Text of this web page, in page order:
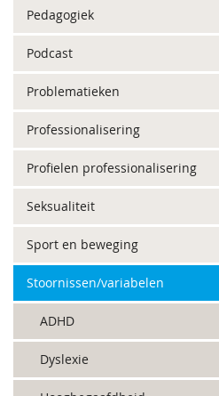
Pedagogiek
Podcast
Problematieken
Professionalisering
Profielen professionalisering
Seksualiteit
Sport en beweging
Stoornissen/variabelen
ADHD
Dyslexie